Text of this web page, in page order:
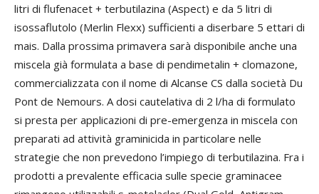
litri di flufenacet + terbutilazina (Aspect) e da 5 litri di
isossaflutolo (Merlin Flexx) sufficienti a diserbare 5 ettari di
mais. Dalla prossima primavera sarà disponibile anche una
miscela già formulata a base di pendimetalin + clomazone,
commercializzata con il nome di Alcanse CS dalla società Du
Pont de Nemours. A dosi cautelativa di 2 l/ha di formulato
si presta per applicazioni di pre-emergenza in miscela con
preparati ad attività graminicida in particolare nelle
strategie che non prevedono l’impiego di terbutilazina. Fra i
prodotti a prevalente efficacia sulle specie graminacee